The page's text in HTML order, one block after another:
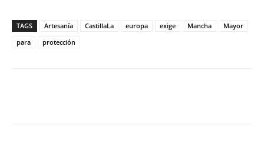
TAGS Artesanía CastillaLa europa exige Mancha
Mayor
para
protección